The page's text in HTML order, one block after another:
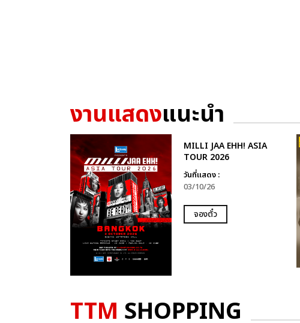
งานแสดงแนะนำ
MILLI JAA EHH! ASIA
TOUR 2026
วันที่แสดง :
03/10/26
จองตั๋ว
TTM SHOPPING